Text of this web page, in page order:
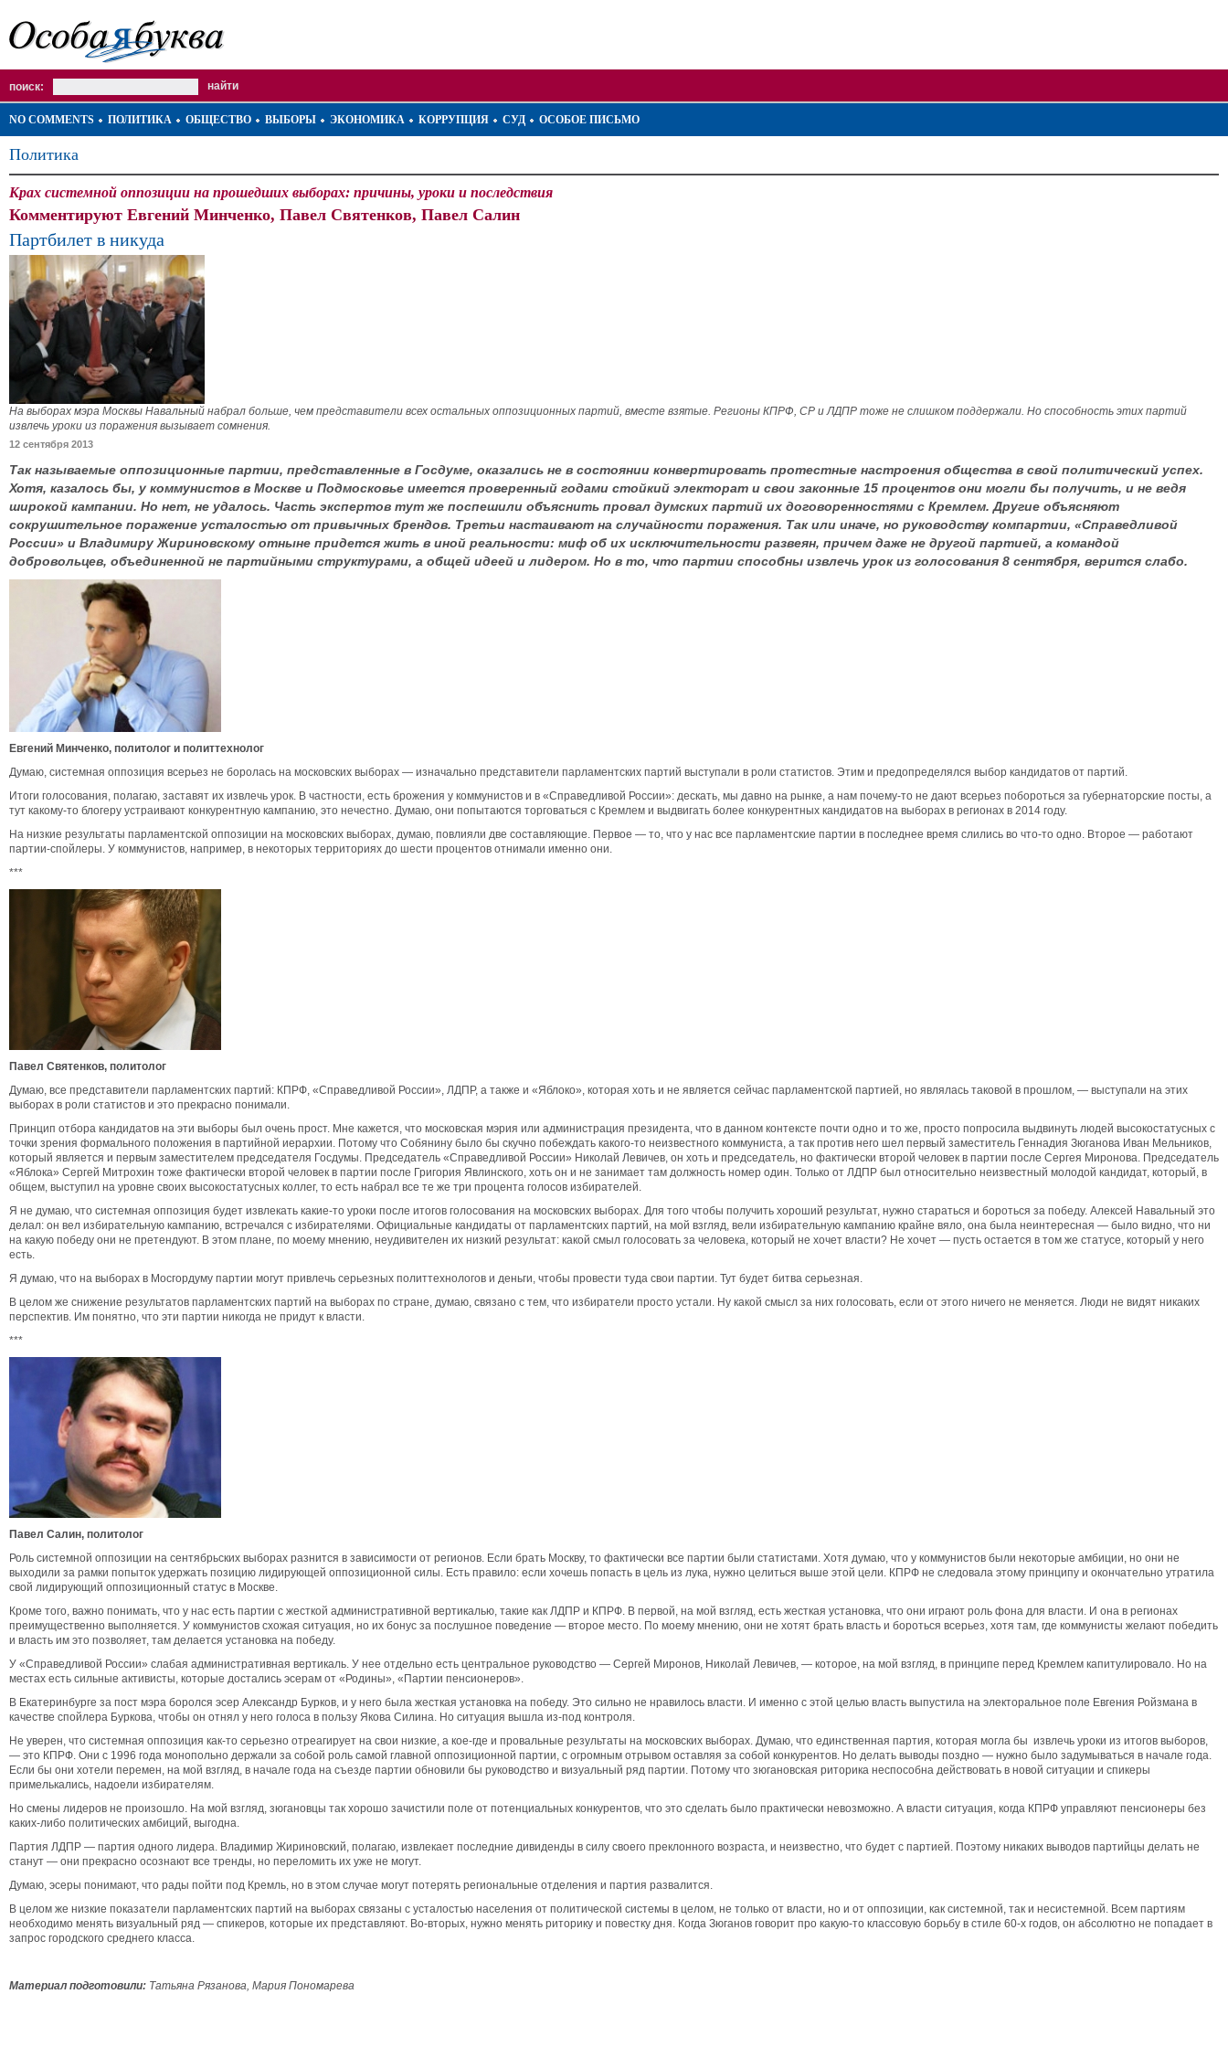
поиск:
NO COMMENTS ПОЛИТИКА ОБЩЕСТВО ВЫБОРЫ ЭКОНОМИКА КОРРУПЦИЯ СУД ОСОБОЕ ПИСЬМО
Политика
Крах системной оппозиции на прошедших выборах: причины, уроки и последствия
Комментируют Евгений Минченко, Павел Святенков, Павел Салин
Партбилет в никуда
На выборах мэра Москвы Навальный набрал больше, чем представители всех остальных оппозиционных партий, вместе взятые. Регионы КПРФ, СР и ЛДПР тоже не слишком поддержали. Но способность этих партий
извлечь уроки из поражения вызывает сомнения.
12 сентября 2013
Так называемые оппозиционные партии, представленные в Госдуме, оказались не в состоянии конвертировать протестные настроения общества в свой политический успех.
Хотя, казалось бы, у коммунистов в Москве и Подмосковье имеется проверенный годами стойкий электорат и свои законные 15 процентов они могли бы получить, и не ведя
широкой кампании. Но нет, не удалось. Часть экспертов тут же поспешили объяснить провал думских партий их договоренностями с Кремлем. Другие объясняют
сокрушительное поражение усталостью от привычных брендов. Третьи настаивают на случайности поражения. Так или иначе, но руководству компартии, «Справедливой
России» и Владимиру Жириновскому отныне придется жить в иной реальности: миф об их исключительности развеян, причем даже не другой партией, а командой
добровольцев, объединенной не партийными структурами, а общей идеей и лидером. Но в то, что партии способны извлечь урок из голосования 8 сентября, верится слабо.
Евгений Минченко, политолог и политтехнолог
Думаю, системная оппозиция всерьез не боролась на московских выборах — изначально представители парламентских партий выступали в роли статистов. Этим и предопределялся выбор кандидатов от партий.
Итоги голосования, полагаю, заставят их извлечь урок. В частности, есть брожения у коммунистов и в «Справедливой России»: дескать, мы давно на рынке, а нам почему-то не дают всерьез побороться за губернаторские посты, а
тут какому-то блогеру устраивают конкурентную кампанию, это нечестно. Думаю, они попытаются торговаться с Кремлем и выдвигать более конкурентных кандидатов на выборах в регионах в 2014 году.
На низкие результаты парламентской оппозиции на московских выборах, думаю, повлияли две составляющие. Первое — то, что у нас все парламентские партии в последнее время слились во что-то одно. Второе — работают
партии-спойлеры. У коммунистов, например, в некоторых территориях до шести процентов отнимали именно они.
***
Павел Святенков, политолог
Думаю, все представители парламентских партий: КПРФ, «Справедливой России», ЛДПР, а также и «Яблоко», которая хоть и не является сейчас парламентской партией, но являлась таковой в прошлом, — выступали на этих
выборах в роли статистов и это прекрасно понимали.
Принцип отбора кандидатов на эти выборы был очень прост. Мне кажется, что московская мэрия или администрация президента, что в данном контексте почти одно и то же, просто попросила выдвинуть людей высокостатусных с
точки зрения формального положения в партийной иерархии. Потому что Собянину было бы скучно побеждать какого-то неизвестного коммуниста, а так против него шел первый заместитель Геннадия Зюганова Иван Мельников,
который является и первым заместителем председателя Госдумы. Председатель «Справедливой России» Николай Левичев, он хоть и председатель, но фактически второй человек в партии после Сергея Миронова. Председатель
«Яблока» Сергей Митрохин тоже фактически второй человек в партии после Григория Явлинского, хоть он и не занимает там должность номер один. Только от ЛДПР был относительно неизвестный молодой кандидат, который, в
общем, выступил на уровне своих высокостатусных коллег, то есть набрал все те же три процента голосов избирателей.
Я не думаю, что системная оппозиция будет извлекать какие-то уроки после итогов голосования на московских выборах. Для того чтобы получить хороший результат, нужно стараться и бороться за победу. Алексей Навальный это
делал: он вел избирательную кампанию, встречался с избирателями. Официальные кандидаты от парламентских партий, на мой взгляд, вели избирательную кампанию крайне вяло, она была неинтересная — было видно, что ни
на какую победу они не претендуют. В этом плане, по моему мнению, неудивителен их низкий результат: какой смыл голосовать за человека, который не хочет власти? Не хочет — пусть остается в том же статусе, который у него
есть.
Я думаю, что на выборах в Мосгордуму партии могут привлечь серьезных политтехнологов и деньги, чтобы провести туда свои партии. Тут будет битва серьезная.
В целом же снижение результатов парламентских партий на выборах по стране, думаю, связано с тем, что избиратели просто устали. Ну какой смысл за них голосовать, если от этого ничего не меняется. Люди не видят никаких
перспектив. Им понятно, что эти партии никогда не придут к власти.
***
Павел Салин, политолог
Роль системной оппозиции на сентябрьских выборах разнится в зависимости от регионов. Если брать Москву, то фактически все партии были статистами. Хотя думаю, что у коммунистов были некоторые амбиции, но они не
выходили за рамки попыток удержать позицию лидирующей оппозиционной силы. Есть правило: если хочешь попасть в цель из лука, нужно целиться выше этой цели. КПРФ не следовала этому принципу и окончательно утратила
свой лидирующий оппозиционный статус в Москве.
Кроме того, важно понимать, что у нас есть партии с жесткой административной вертикалью, такие как ЛДПР и КПРФ. В первой, на мой взгляд, есть жесткая установка, что они играют роль фона для власти. И она в регионах
преимущественно выполняется. У коммунистов схожая ситуация, но их бонус за послушное поведение — второе место. По моему мнению, они не хотят брать власть и бороться всерьез, хотя там, где коммунисты желают победить
и власть им это позволяет, там делается установка на победу.
У «Справедливой России» слабая административная вертикаль. У нее отдельно есть центральное руководство — Сергей Миронов, Николай Левичев, — которое, на мой взгляд, в принципе перед Кремлем капитулировало. Но на
местах есть сильные активисты, которые достались эсерам от «Родины», «Партии пенсионеров».
В Екатеринбурге за пост мэра боролся эсер Александр Бурков, и у него была жесткая установка на победу. Это сильно не нравилось власти. И именно с этой целью власть выпустила на электоральное поле Евгения Ройзмана в
качестве спойлера Буркова, чтобы он отнял у него голоса в пользу Якова Силина. Но ситуация вышла из-под контроля.
Не уверен, что системная оппозиция как-то серьезно отреагирует на свои низкие, а кое-где и провальные результаты на московских выборах. Думаю, что единственная партия, которая могла бы извлечь уроки из итогов выборов,
— это КПРФ. Они с 1996 года монопольно держали за собой роль самой главной оппозиционной партии, с огромным отрывом оставляя за собой конкурентов. Но делать выводы поздно — нужно было задумываться в начале года.
Если бы они хотели перемен, на мой взгляд, в начале года на съезде партии обновили бы руководство и визуальный ряд партии. Потому что зюгановская риторика неспособна действовать в новой ситуации и спикеры
примелькались, надоели избирателям.
Но смены лидеров не произошло. На мой взгляд, зюгановцы так хорошо зачистили поле от потенциальных конкурентов, что это сделать было практически невозможно. А власти ситуация, когда КПРФ управляют пенсионеры без
каких-либо политических амбиций, выгодна.
Партия ЛДПР — партия одного лидера. Владимир Жириновский, полагаю, извлекает последние дивиденды в силу своего преклонного возраста, и неизвестно, что будет с партией. Поэтому никаких выводов партийцы делать не
станут — они прекрасно осознают все тренды, но переломить их уже не могут.
Думаю, эсеры понимают, что рады пойти под Кремль, но в этом случае могут потерять региональные отделения и партия развалится.
В целом же низкие показатели парламентских партий на выборах связаны с усталостью населения от политической системы в целом, не только от власти, но и от оппозиции, как системной, так и несистемной. Всем партиям
необходимо менять визуальный ряд — спикеров, которые их представляют. Во-вторых, нужно менять риторику и повестку дня. Когда Зюганов говорит про какую-то классовую борьбу в стиле 60-х годов, он абсолютно не попадает в
запрос городского среднего класса.
Материал подготовили: Татьяна Рязанова, Мария Пономарева